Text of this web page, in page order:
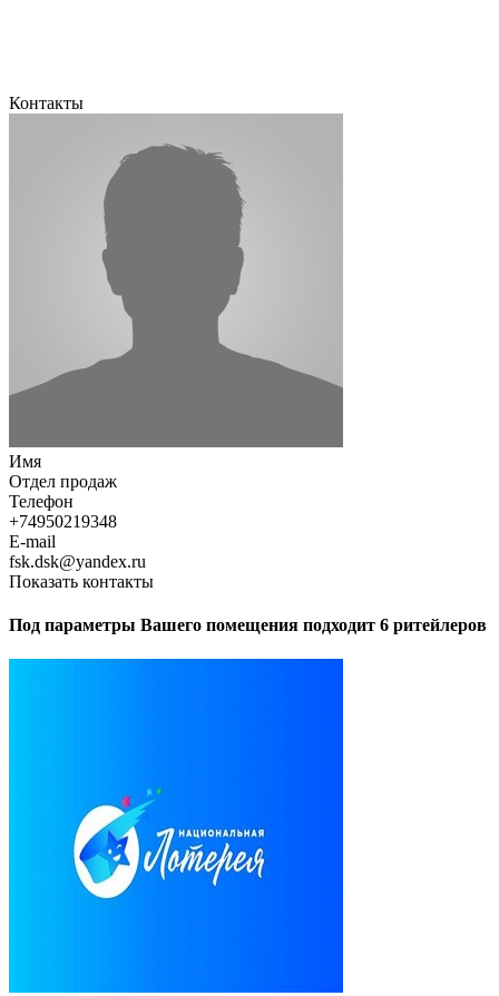
Контакты
Имя
Отдел продаж
Телефон
+74950219348
E-mail
fsk.dsk@yandex.ru
Показать контакты
Под параметры Вашего помещения подходит 6 ритейлеров